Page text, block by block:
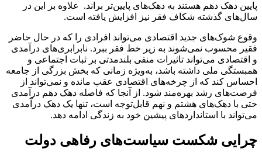
پایین دهک دهم هستند به دهک‌های پایین‌تر براند. علاوه بر این در
سال‌های گذشته شکاف فقر نیز افزایش یافته است.
وقوع شوک‌های جدید اقتصادی می‌تواند افرادی را که در حال حاضر
فقیر محسوب نمی‌شوند به زیر خط فقر ببرد. نابرابری‌های درآمدی
و اقتصادی می‌تواند تاثیرات منفی بلندمدتی بر ثبات اجتماعی و
همبستگی ملی داشته باشد، به‌ویژه زمانی که بخش بزرگی از جامعه
احساس کند که از چرخه‌های اقتصادی عقب ‌مانده و نمی‌تواند از
فرصت‌های رشد بهره‌مند شود. از آنجا که فاصله دهک دهم درآمدی
حتی با دهک‌های هشتم و نهم قابل‌توجه است، تنها یک دهک درآمدی
می‌تواند با استانداردهای پیشین خود به زندگی ادامه دهد.
چرایی شکست سیاست‌های رفاهی دولت